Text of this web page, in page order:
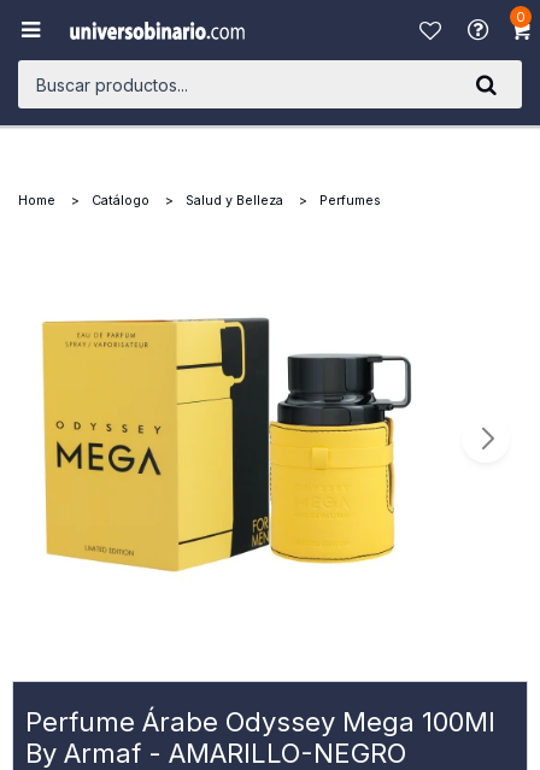
0

Home Catálogo Salud y Belleza Perfumes
Perfume Árabe Odyssey Mega 100Ml
By Armaf - AMARILLO-NEGRO